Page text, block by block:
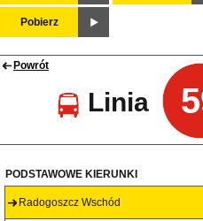
Pobierz
Powrót
Linia
PODSTAWOWE KIERUNKI
Radogoszcz Wschód